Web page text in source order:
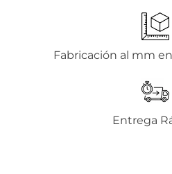
Fabricación al mm
Entrega